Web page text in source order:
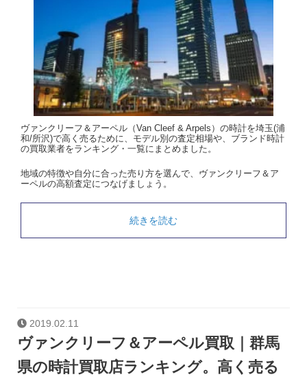
ヴァンクリーフ＆アーペル（Van Cleef & Arpels）の時計を埼玉(浦
和/所沢)で高く売るために、モデル別の査定相場や、ブランド時計
の買取業者をランキング・一覧にまとめました。
地域の特徴や自分に合った売り方を選んで、ヴァンクリーフ＆ア
ーペルの高額査定につなげましょう。
続きを読む
2019.02.11
ヴァンクリーフ＆アーペル買取｜群馬
県の時計買取店ランキング。高く売る